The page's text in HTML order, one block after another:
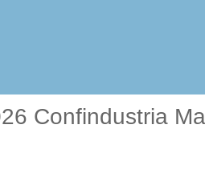
Confindustria